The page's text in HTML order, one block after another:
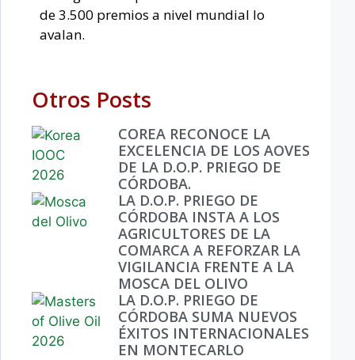
de 3.500 premios a nivel mundial lo
avalan.
Otros Posts
COREA RECONOCE LA
EXCELENCIA DE LOS AOVES
DE LA D.O.P. PRIEGO DE
CÓRDOBA.
LA D.O.P. PRIEGO DE
CÓRDOBA INSTA A LOS
AGRICULTORES DE LA
COMARCA A REFORZAR LA
VIGILANCIA FRENTE A LA
MOSCA DEL OLIVO
LA D.O.P. PRIEGO DE
CÓRDOBA SUMA NUEVOS
ÉXITOS INTERNACIONALES
EN MONTECARLO